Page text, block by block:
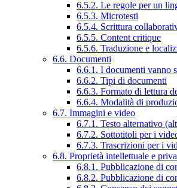
6.5.2. Le regole per un
6.5.3. Microtesti
6.5.4. Scrittura
6.5.5. Content critique
6.5.6. Traduzione e
6.6. Documenti
6.6.1. I documenti vanno
6.6.2. Tipi di documenti
6.6.3. Formato di lettura
6.6.4. Modalità di
6.7. Immagini e video
6.7.1. Testo alternativo
6.7.2. Sottotitoli per i
6.7.3. Trascrizioni per i
6.8. Proprietà intellettuale e
6.8.1. Pubblicazione di
6.8.2. Pubblicazione di